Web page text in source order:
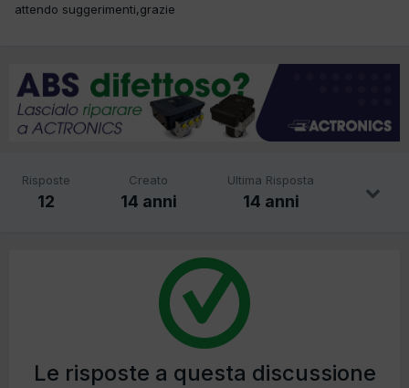
attendo suggerimenti,grazie
Risposte
12
Creato
14 anni
Ultima Risposta
14 anni
Le risposte a questa discussione